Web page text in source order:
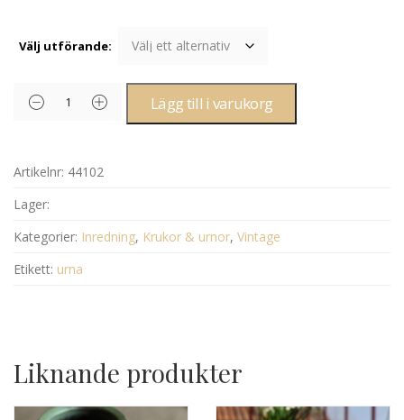
Välj utförande:
Lägg till i varukorg
Artikelnr: 44102
Lager:
Kategorier: Inredning, Krukor & urnor, Vintage
Etikett: urna
Liknande produkter